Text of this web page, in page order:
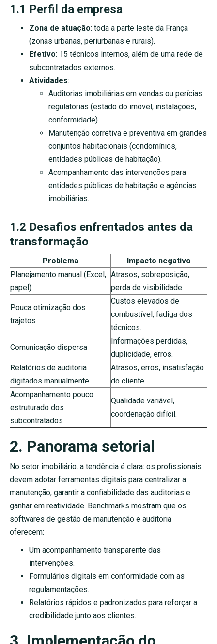
1.1 Perfil da empresa
Zona de atuação: toda a parte leste da França
(zonas urbanas, periurbanas e rurais).
Efetivo: 15 técnicos internos, além de uma rede de
subcontratados externos.
Atividades:
Auditorias imobiliárias em vendas ou perícias
regulatórias (estado do imóvel, instalações,
conformidade).
Manutenção corretiva e preventiva em grandes
conjuntos habitacionais (condomínios,
entidades públicas de habitação).
Acompanhamento das intervenções para
entidades públicas de habitação e agências
imobiliárias.
1.2 Desafios enfrentados antes da
transformação
Problema
Impacto negativo
Planejamento manual (Excel,
papel)
Atrasos, sobreposição,
perda de visibilidade.
Pouca otimização dos
trajetos
Custos elevados de
combustível, fadiga dos
técnicos.
Comunicação dispersa
Informações perdidas,
duplicidade, erros.
Relatórios de auditoria
digitados manualmente
Atrasos, erros, insatisfação
do cliente.
Acompanhamento pouco
estruturado dos
subcontratados
Qualidade variável,
coordenação difícil.
2. Panorama setorial
No setor imobiliário, a tendência é clara: os profissionais
devem adotar ferramentas digitais para centralizar a
manutenção, garantir a confiabilidade das auditorias e
ganhar em reatividade. Benchmarks mostram que os
softwares de gestão de manutenção e auditoria
oferecem:
Um acompanhamento transparente das
intervenções.
Formulários digitais em conformidade com as
regulamentações.
Relatórios rápidos e padronizados para reforçar a
credibilidade junto aos clientes.